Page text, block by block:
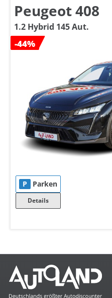
Peugeot 408
1.2 Hybrid 145 Aut.
-44%
P Parken
Details